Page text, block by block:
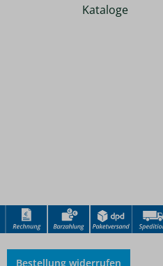
Kataloge
Bestellung widerrufen